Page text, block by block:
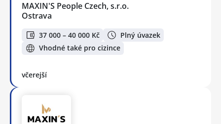
MAXIN'S People Czech, s.r.o.
Ostrava
37 000 – 40 000 Kč
Plný úvazek
Vhodné také pro cizince
včerejší